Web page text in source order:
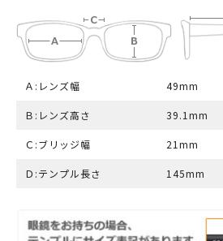
Ａ:レンズ幅 49mm
Ｂ:レンズ高さ 39.1mm
Ｃ:ブリッジ幅 21mm
Ｄ:テンプル長さ 145mm